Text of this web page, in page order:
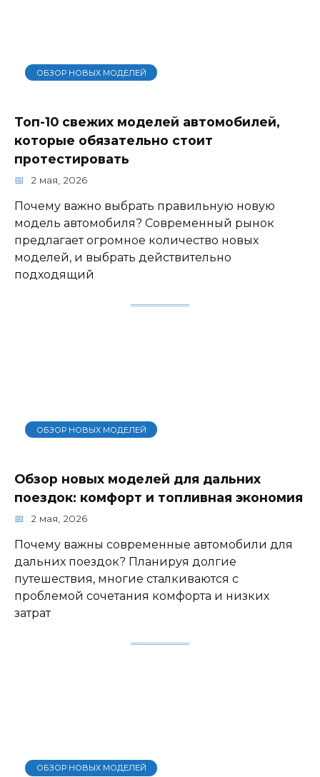
ОБЗОР НОВЫХ МОДЕЛЕЙ
Топ-10 свежих моделей автомобилей,
которые обязательно стоит
протестировать
2 мая, 2026
Почему важно выбрать правильную новую
модель автомобиля? Современный рынок
предлагает огромное количество новых
моделей, и выбрать действительно
подходящий
ОБЗОР НОВЫХ МОДЕЛЕЙ
Обзор новых моделей для дальних
поездок: комфорт и топливная экономия
2 мая, 2026
Почему важны современные автомобили для
дальних поездок? Планируя долгие
путешествия, многие сталкиваются с
проблемой сочетания комфорта и низких
затрат
ОБЗОР НОВЫХ МОДЕЛЕЙ